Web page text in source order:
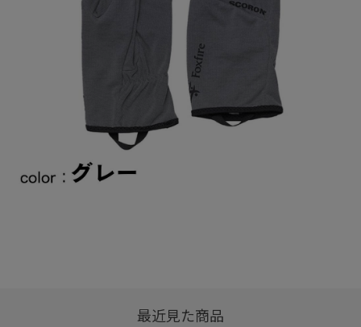
最近見た商品